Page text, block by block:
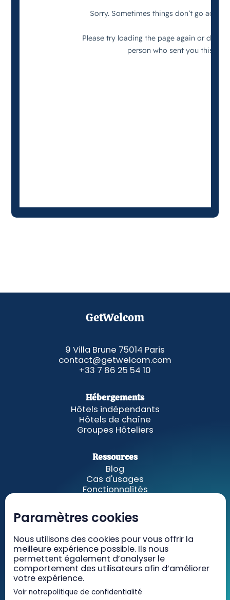
Paramètres cookies
Nous utilisons des cookies pour vous offrir la
meilleure expérience possible. Ils nous
permettent également d’analyser le
comportement des utilisateurs afin d’améliorer
votre expérience.
Voir notrepolitique de confidentialité
GetWelcom
9 Villa Brune 75014 Paris
contact@getwelcom.com
+33 7 86 25 54 10
Hébergements
Hôtels indépendants
Hôtels de chaîne
Groupes Hôteliers
Ressources
Blog
Cas d'usages
Fonctionnalités
Tarifs
Recrutement
Contact